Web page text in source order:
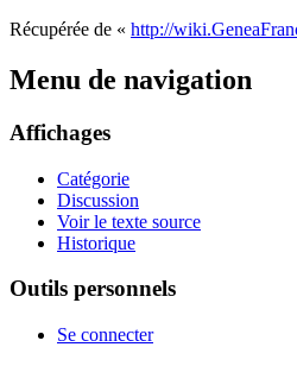
Récupérée de « http://
Menu de navigation
Affichages
Catégorie
Discussion
Voir le texte source
Historique
Outils personnels
Se connecter